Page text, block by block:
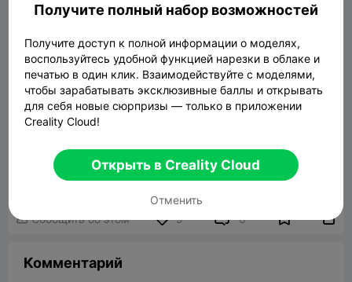
version, a heart, an infinity symbol, and a “Love
Jewelry Gift box
Связанные 3D модели
 Сообщить об этом 9  6 
Комментарий
Получите полный набор возможностей
Получите доступ к полной информации о моделях,
воспользуйтесь удобной функцией нарезки в облаке и
печатью в один клик. Взаимодействуйте с моделями,
чтобы зарабатывать эксклюзивные баллы и открывать
для себя новые сюрпризы — только в приложении
Creality Cloud!
Открыть в Creality Cloud
Отменить